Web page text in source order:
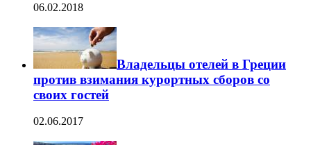
06.02.2018
Владельцы отелей в Греции
против взимания курортных сборов со
своих гостей
02.06.2017